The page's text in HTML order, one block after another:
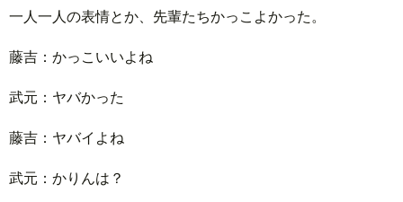
一人一人の表情とか、先輩たちかっこよかった。
藤吉：かっこいいよね
武元：ヤバかった
藤吉：ヤバイよね
武元：かりんは？